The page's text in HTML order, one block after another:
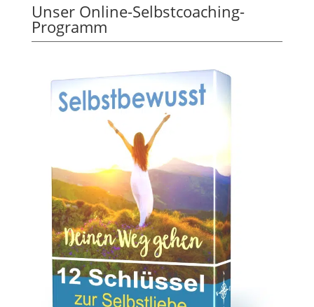
Unser Online-Selbstcoaching-
Programm